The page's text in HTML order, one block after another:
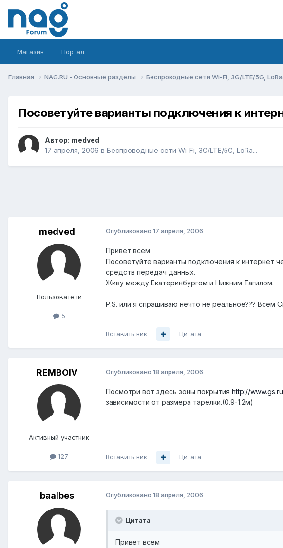
Магазин Портал
Главная NAG.RU - Основные разделы Беспроводные сети Wi-Fi, 3G/LTE/5G,
Посоветуйте варианты подключения к
Автор: medved
17 апреля, 2006 в Беспроводные сети Wi-Fi, 3G/LTE/5G, LoRa...
medved
Пользователи
5
Опубликовано 17 апреля, 2006
Привет всем
Посоветуйте варианты подключения к интернет
средств передач данных.
Живу между Екатеринбургом и Нижним Тагилом.
P.S. или я спрашиваю нечто не реальное??? Всем
Вставить ник Цитата
REMBOIV
Активный участник
127
Опубликовано 18 апреля, 2006
Посмотри вот здесь зоны покрытия http://
зависимости от размера тарелки.(0.9-1.2м)
Вставить ник Цитата
baalbes Опубликовано 18 апреля, 2006
Цитата
Привет всем